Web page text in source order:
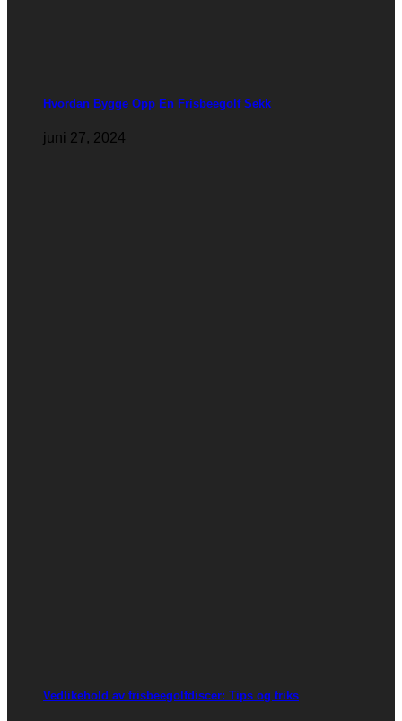
Hvordan Bygge Opp En Frisbeegolf Sekk
juni 27, 2024
Vedlikehold av frisbeegolfdiscer: Tips og triks